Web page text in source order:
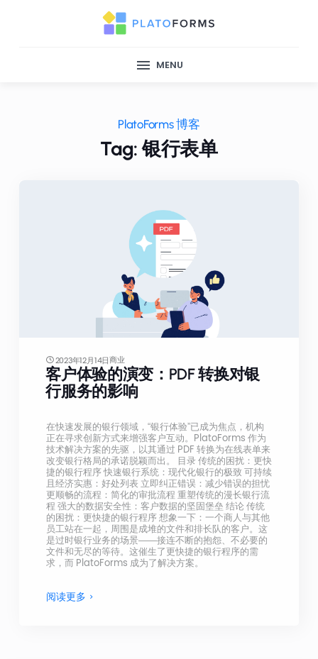
MENU
PlatoForms 博客
Tag: 银行表单
2023年12月14日商业
客户体验的演变：PDF 转换对银
行服务的影响
在快速发展的银行领域，“银行体验”已成为焦点，机构
正在寻求创新方式来增强客户互动。PlatoForms 作为
技术解决方案的先驱，以其通过 PDF 转换为在线表单来
改变银行格局的承诺脱颖而出。 目录 传统的困扰：更快
捷的银行程序 快速银行系统：现代化银行的极致 可持续
且经济实惠：好处列表 立即纠正错误：减少错误的担忧
更顺畅的流程：简化的审批流程 重塑传统的漫长银行流
程 强大的数据安全性：客户数据的坚固堡垒 结论 传统
的困扰：更快捷的银行程序 想象一下：一个商人与其他
员工站在一起，周围是成堆的文件和排长队的客户。这
是过时银行业务的场景——接连不断的抱怨、不必要的
文件和无尽的等待。这催生了更快捷的银行程序的需
求，而 PlatoForms 成为了解决方案。
阅读更多